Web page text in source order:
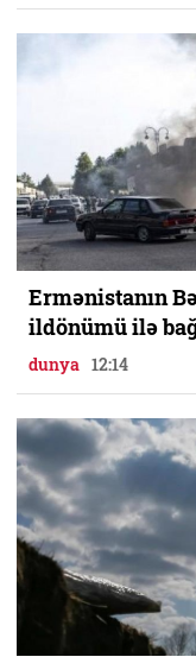
Ermənistanın
ildönümü ilə
dunya 12:14